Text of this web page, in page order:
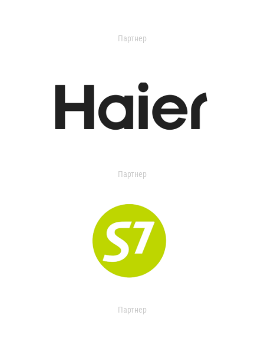
Партнер
Партнер
Партнер